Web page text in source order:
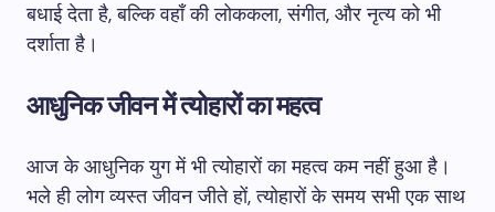
बधाई देता है, बल्कि वहाँ की लोककला, संगीत, और नृत्य को भी
दर्शाता है।
आधुनिक जीवन में त्योहारों का महत्व
आज के आधुनिक युग में भी त्योहारों का महत्व कम नहीं हुआ है।
भले ही लोग व्यस्त जीवन जीते हों, त्योहारों के समय सभी एक साथ